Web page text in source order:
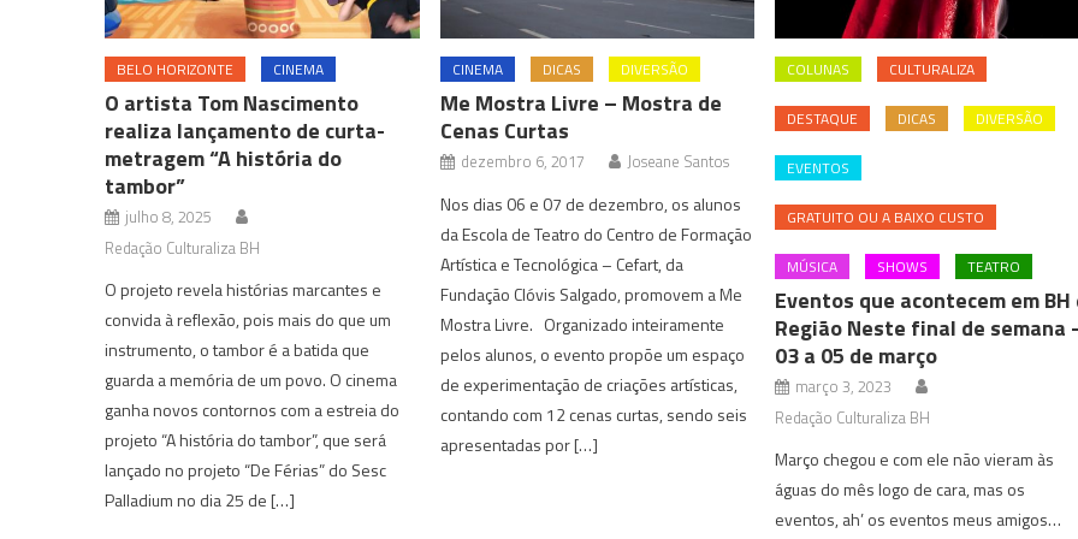
BELO HORIZONTE CINEMA
O artista Tom Nascimento
realiza lançamento de curta-
metragem “A história do
tambor”
julho 8, 2025
Redação Culturaliza BH
O projeto revela histórias marcantes e
convida à reflexão, pois mais do que um
instrumento, o tambor é a batida que
guarda a memória de um povo. O cinema
ganha novos contornos com a estreia do
projeto “A história do tambor”, que será
lançado no projeto “De Férias” do Sesc
Palladium no dia 25 de […]
CINEMA DICAS DIVERSÃO
Me Mostra Livre – Mostra de
Cenas Curtas
dezembro 6, 2017 Joseane Santos
Nos dias 06 e 07 de dezembro, os alunos
da Escola de Teatro do Centro de Formação
Artística e Tecnológica – Cefart, da
Fundação Clóvis Salgado, promovem a Me
Mostra Livre. Organizado inteiramente
pelos alunos, o evento propõe um espaço
de experimentação de criações artísticas,
contando com 12 cenas curtas, sendo seis
apresentadas por […]
COLUNAS CULTURALIZA
DESTAQUE DICAS DIVERSÃO
EVENTOS
GRATUITO OU A BAIXO CUSTO
MÚSICA SHOWS TEATRO
Eventos que acontecem em BH
Região Neste final de semana
03 a 05 de março
março 3, 2023
Redação Culturaliza BH
Março chegou e com ele não vieram às
águas do mês logo de cara, mas os
eventos, ah’ os eventos meus amigos…